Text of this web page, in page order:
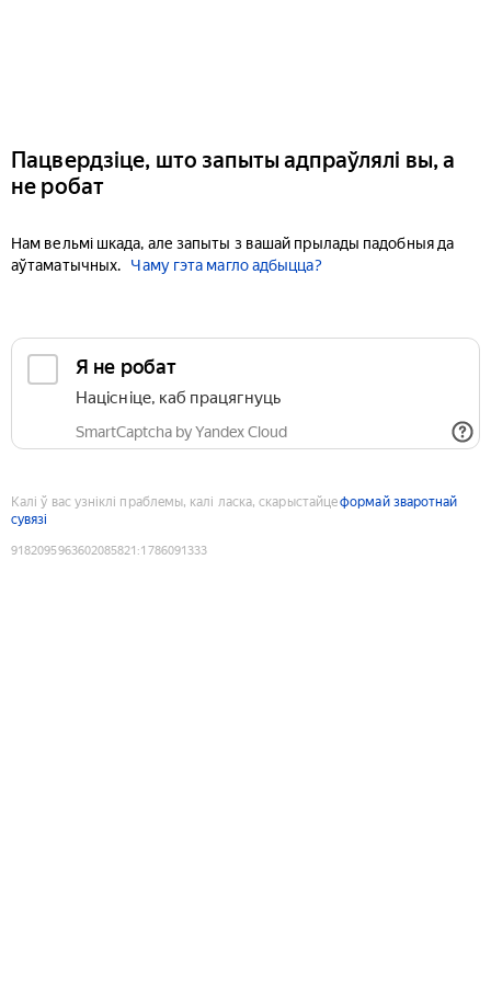
Пацвердзіце, што запыты адпраўлялі вы, а
не робат
Нам вельмі шкада, але запыты з вашай прылады падобныя да
аўтаматычных.
Чаму гэта магло адбыцца?
Я не робат
Націсніце, каб працягнуць
SmartCaptcha by Yandex Cloud
Калі ў вас узніклі праблемы, калі ласка, скарыстайцеформай зваротнай
сувязі
9182095963602085821 :1786091333